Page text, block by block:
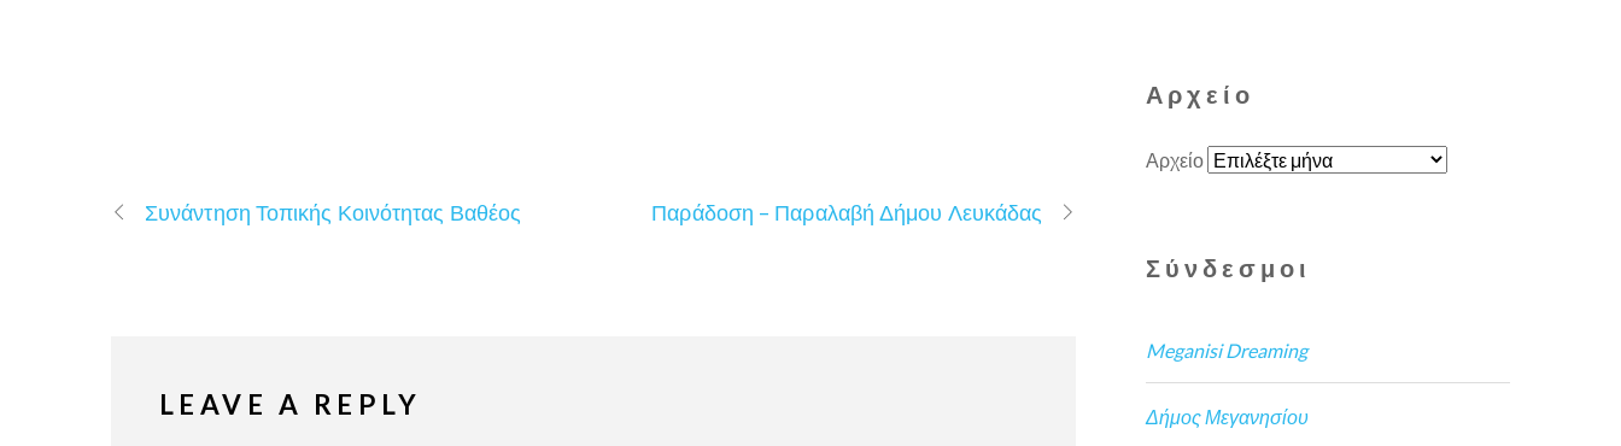
Συνάντηση Τοπικής Κοινότητας Βαθέος Παράδοση – Παραλαβή Δήμου Λευκάδας
LEAVE A REPLY
Αρχείο
Αρχείο
Σύνδεσμοι
Meganisi Dreaming
Δήμος Μεγανησίου